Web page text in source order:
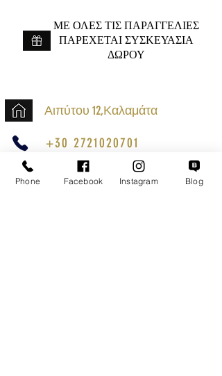
ME ΟΛΕΣ ΤΙΣ ΠΑΡΑΓΓΕΛΙΕΣ
ΠΑΡΕΧΕΤΑΙ ΣΥΣΚΕΥΑΣΙΑ
ΔΩΡΟΥ
Αιπύτου 12,Καλαμάτα
+30 2721020701
k.mouzos.wix@gmail.com
Phone Facebook Instagram Blog